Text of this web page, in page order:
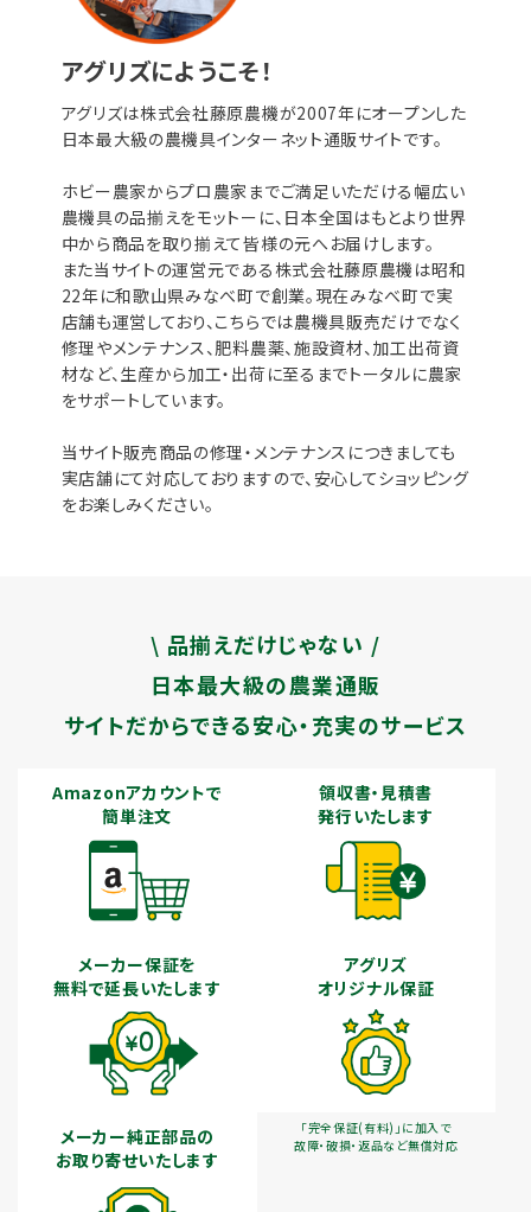
アグリズにようこそ！
アグリズは株式会社藤原農機が2007年にオープンした
日本最大級の農機具インターネット通販サイトです。
ホビー農家からプロ農家までご満足いただける幅広い
農機具の品揃えをモットーに、日本全国はもとより世界
中から商品を取り揃えて皆様の元へお届けします。
また当サイトの運営元である株式会社藤原農機は昭和
22年に和歌山県みなべ町で創業。現在みなべ町で実
店舗も運営しており、こちらでは農機具販売だけでなく
修理やメンテナンス、肥料農薬、施設資材、加工出荷資
材など、生産から加工・出荷に至るまでトータルに農家
をサポートしています。
当サイト販売商品の修理・メンテナンスにつきましても
実店舗にて対応しておりますので、安心してショッピング
をお楽しみください。
\ 品揃えだけじゃない /
日本最大級の農業通販
サイトだからできる安心・充実のサービス
Amazonアカウントで
簡単注文
領収書・見積書
発行いたします
メーカー保証を
無料で延長いたします
アグリズ
オリジナル保証
「完全保証(有料)」に加入で
故障・破損・返品など無償対応
メーカー純正部品の
お取り寄せいたします